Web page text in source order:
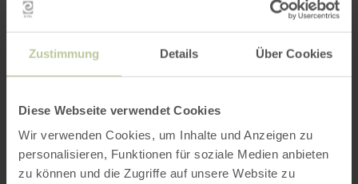
Zustimmung Details Über Cookies
Diese Webseite verwendet Cookies
Wir verwenden Cookies, um Inhalte und Anzeigen zu
personalisieren, Funktionen für soziale Medien anbieten
zu können und die Zugriffe auf unsere Website zu